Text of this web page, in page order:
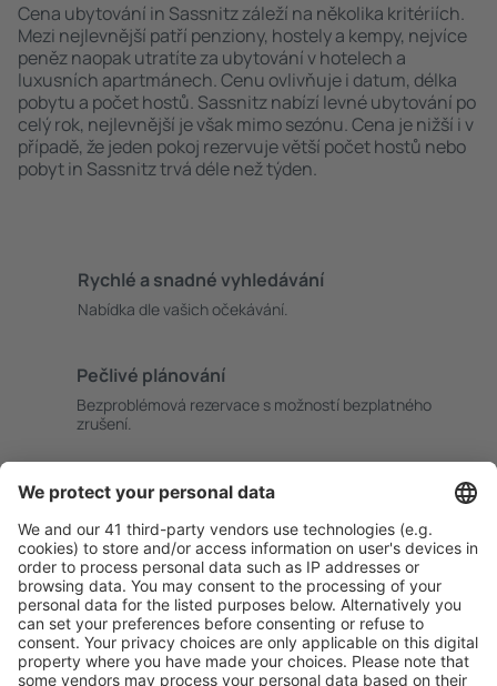
Cena ubytování in Sassnitz záleží na několika kritériích.
Mezi nejlevnější patří penziony, hostely a kempy, nejvíce
peněz naopak utratíte za ubytování v hotelech a
luxusních apartmánech. Cenu ovlivňuje i datum, délka
pobytu a počet hostů. Sassnitz nabízí levné ubytování po
celý rok, nejlevnější je však mimo sezónu. Cena je nižší i v
případě, že jeden pokoj rezervuje větší počet hostů nebo
pobyt in Sassnitz trvá déle než týden.
Rychlé a snadné vyhledávání
Nabídka dle vašich očekávání.
Pečlivé plánování
Bezproblémová rezervace s možností bezplatného
zrušení.
Atraktivní ceny a speciální nabídky pro přihlášené
uživatele.
Ubytování dle vašeho gusta
Vyberte si z více než 1.3 milionu zařízení: hotelů,
apartmánů, chat a dalších.